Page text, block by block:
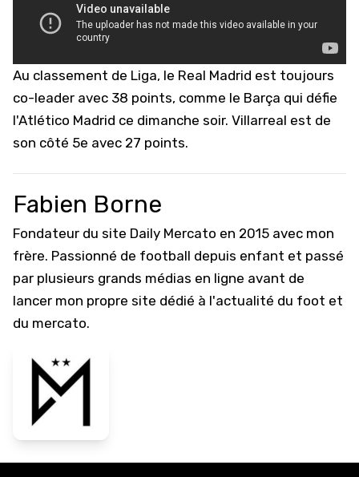
Au classement de Liga, le Real Madrid est toujours
co-leader avec 38 points, comme le Barça qui défie
l'Atlético Madrid ce dimanche soir. Villarreal est de
son côté 5e avec 27 points.
Fabien Borne
Fondateur du site Daily Mercato en 2015 avec mon
frère. Passionné de football depuis enfant et passé
par plusieurs grands médias en ligne avant de
lancer mon propre site dédié à l'actualité du foot et
du mercato.